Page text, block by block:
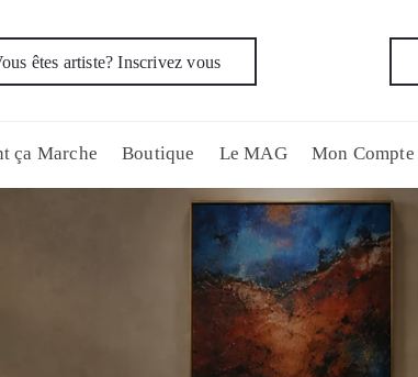
êtes artiste? Inscrivez vous
ça Marche Boutique Le MAG Mon Compte